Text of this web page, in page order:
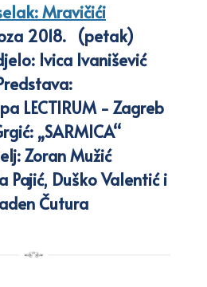
Mravičići
2018. (petak)
Ivica Ivanišević
LECTIRUM - Zagreb
„SARMICA“
Zoran Mužić
Pajić, Duško Valentić i
Čutura